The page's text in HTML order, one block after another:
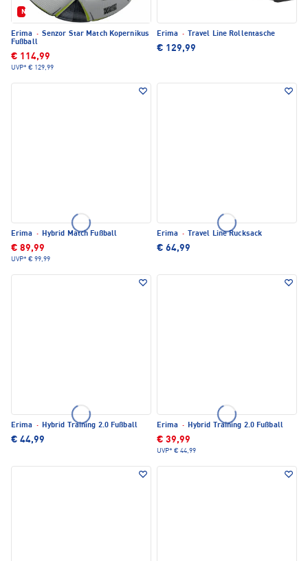
Neu
Erima · Senzor Star Match Kopernikus
Fußball
€ 114,99
UVP* € 129,99
Erima · Travel Line Rollentasche
€ 129,99
Erima · Hybrid Match Fußball
€ 89,99
UVP* € 99,99
Erima · Travel Line Rucksack
€ 64,99
Erima · Hybrid Training 2.0 Fußball
€ 44,99
Erima · Hybrid Training 2.0 Fußball
€ 39,99
UVP* € 44,99